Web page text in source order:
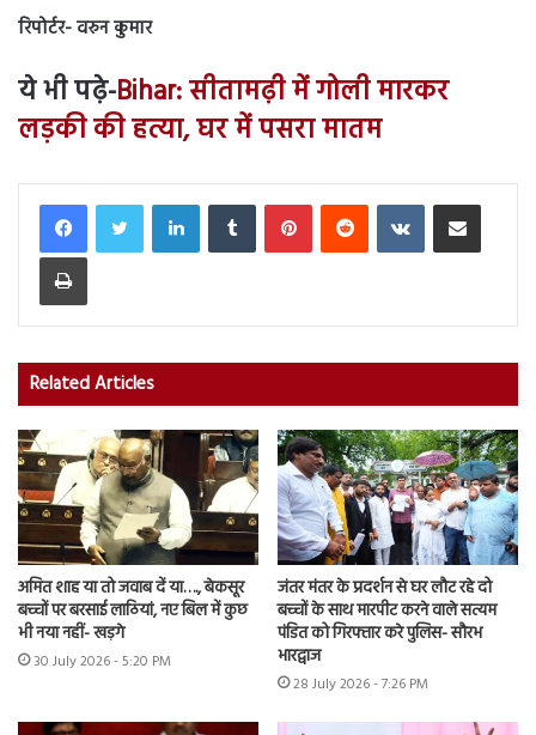
रिपोर्टर- वरुन कुमार
ये भी पढ़े-Bihar: सीतामढ़ी में गोली मारकर
लड़की की हत्या, घर में पसरा मातम
LinkedInTumblr PinterestReddit VKontakteShare via Email
Print
Related Articles
अमित शाह या तो जवाब दें या…., बेकसूर
बच्चों पर बरसाई लाठियां, नए बिल में कुछ
भी नया नहीं- खड़गे
30 July 2026 - 5:20 PM
जंतर मंतर के प्रदर्शन से घर लौट रहे दो
बच्चों के साथ मारपीट करने वाले सत्यम
पंडित को गिरफ्तार करे पुलिस- सौरभ
भारद्वाज
28 July 2026 - 7:26 PM